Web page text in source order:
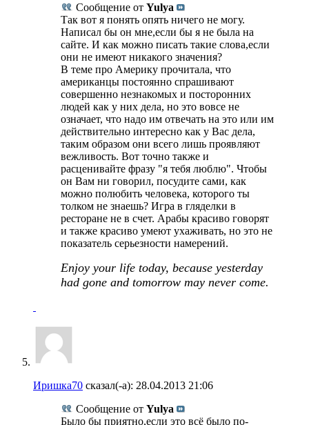
Сообщение от Yulya
Так вот я понять опять ничего не могу.
Написал бы он мне,если бы я не была на
сайте. И как можно писать такие слова,если
они не имеют никакого значения?
В теме про Америку прочитала, что
американцы постоянно спрашивают
совершенно незнакомых и посторонних
людей как у них дела, но это вовсе не
означает, что надо им отвечать на это или им
действительно интересно как у Вас дела,
таким образом они всего лишь проявляют
вежливость. Вот точно также и
расценивайте фразу "я тебя люблю". Чтобы
он Вам ни говорил, посудите сами, как
можно полюбить человека, которого ты
толком не знаешь? Игра в гляделки в
ресторане не в счет. Арабы красиво говорят
и также красиво умеют ухаживать, но это не
показатель серьезности намерений.
Enjoy your life today, because yesterday
had gone and tomorrow may never come.
Иришка70 сказал(-а): 28.04.2013 21:06
Сообщение от Yulya
Было бы приятно,если это всё было по-